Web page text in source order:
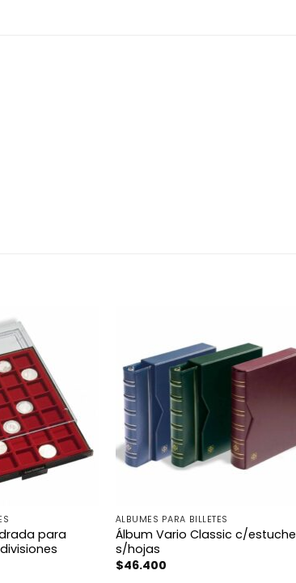
para
ÁLBUMES PARA BILLETES
Álbum Vario Classic c/estuche
s/hojas
$46.400